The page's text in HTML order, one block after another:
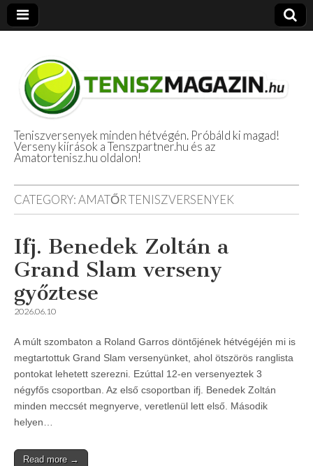
Amatőr Tenisz
Beszámolók
Teniszversenyek minden hétvégén. Próbáld ki magad!
Verseny kiírások a Tenszpartner.hu és az
Amatortenisz.hu oldalon!
CATEGORY:AMATŐR TENISZVERSENYEK
Ifj. Benedek Zoltán a
Grand Slam verseny
győztese
2026.06.10
A múlt szombaton a Roland Garros döntőjének hétvégéjén mi is
megtartottuk Grand Slam versenyünket, ahol ötszörös ranglista
pontokat lehetett szerezni. Ezúttal 12-en versenyeztek 3
négyfős csoportban. Az első csoportban ifj. Benedek Zoltán
minden meccsét megnyerve, veretlenül lett első. Második
helyen…
Read more →